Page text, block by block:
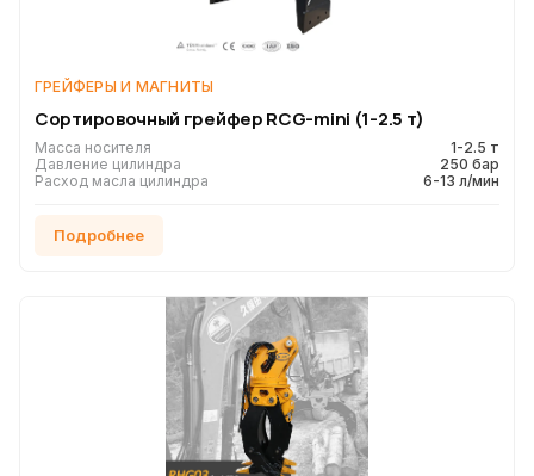
ГРЕЙФЕРЫ И МАГНИТЫ
Сортировочный грейфер RCG-mini (1-2.5 т)
Масса носителя
1-2.5 т
Давление цилиндра
250 бар
Расход масла цилиндра
6-13 л/мин
Подробнее